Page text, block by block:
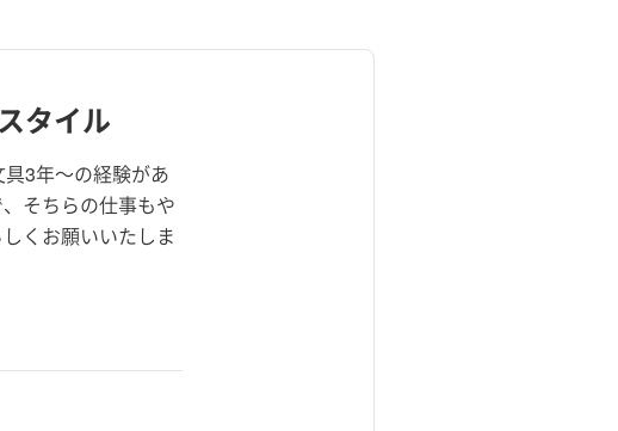
タイル
3年〜の経験があ
そちらの仕事もや
くお願いいたしま